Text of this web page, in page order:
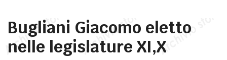
Bugliani Giacomo eletto
nelle legislature XI,X